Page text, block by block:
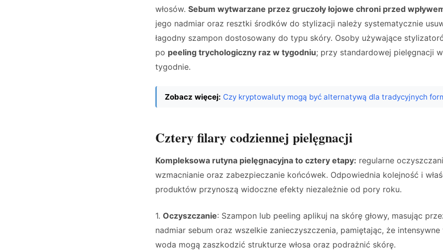
włosów. Sebum wytwarzane przez gruczoły łojowe chroni przed
jego nadmiar oraz resztki środków do stylizacji należy systematycznie
łagodny szampon dostosowany do typu skóry. Osoby używające
po peeling trychologiczny raz w tygodniu; przy standardowej pielęgnacji
tygodnie.
Zobacz więcej: Czy kryptowaluty mogą być alternatywą dla tradycyjnych
Cztery filary codziennej pielęgnacji
Kompleksowa rutyna pielęgnacyjna to cztery etapy: regularne
wzmacnianie oraz zabezpieczanie końcówek. Odpowiednia kolejność i
produktów przynoszą widoczne efekty niezależnie od pory roku.
1. Oczyszczanie: Szampon lub peeling aplikuj na skórę głowy, masując
nadmiar sebum oraz wszelkie zanieczyszczenia, pamiętając, że
woda mogą zaszkodzić strukturze włosa oraz podrażnić skórę.